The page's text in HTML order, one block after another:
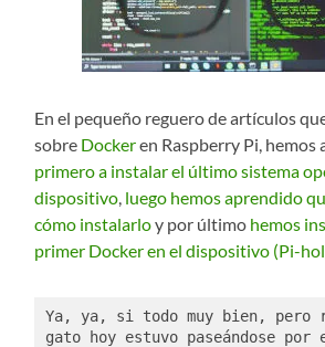
En el pequeño reguero de artículos
sobre Dockeren Raspberry Pi, hemos
primero a instalar el último sistema
dispositivo, luego hemos aprendido
cómo instalarloy por último hemos
primer Docker en el dispositivo (Pi-
Ya, ya, si todo muy bien, pero
gato hoy estuvo paseándose